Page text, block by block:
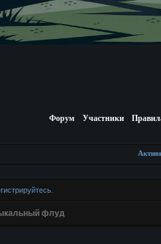
Форум Участники
.
флуд